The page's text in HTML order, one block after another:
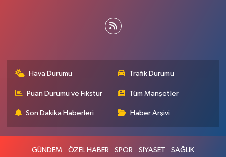
Hava Durumu Trafik Durumu
Puan Durumu ve Fikstür Tüm Manşetler
Son Dakika Haberleri Haber Arşivi
GÜNDEM ÖZEL HABER SPOR SİYASET SAĞLIK